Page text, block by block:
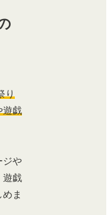
り
遊戯
ジや
遊戯
ま